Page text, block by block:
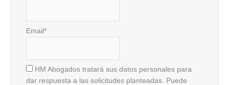
Email*
HM Abogados tratará sus datos personales para
dar respuesta a las solicitudes planteadas. Puede